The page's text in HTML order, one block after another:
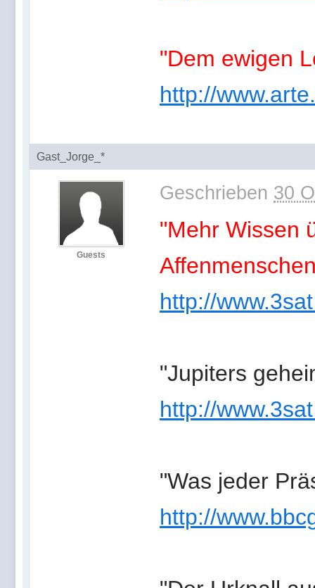
"Dem ewigen
http://
Gast_Jorge_*
Guests
Geschrieben 30
"Mehr Wissen
http://
"Jupiters
http://
"Was jeder
http://